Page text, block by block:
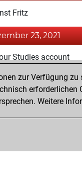
Fritz
23, 2021
Studies account
23, 2021
Fritz account
zur Verfügung
Weitere